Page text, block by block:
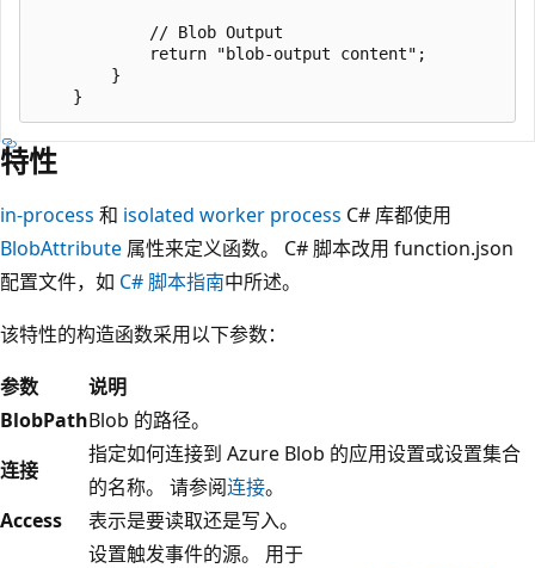
            // Blob Output
            return "blob-output content";
        }
特性
in-process 和 isolated worker process C# 库都使用
BlobAttribute 属性来定义函数。 C# 脚本改用 function.json
配置文件，如 C# 脚本指南中所述。
该特性的构造函数采用以下参数：
参数
说明
BlobPathBlob 的路径。
连接
指定如何连接到 Azure Blob 的应用设置或设置集合
的名称。 请参阅连接。
Access
表示是要读取还是写入。
设置触发事件的源。 用于